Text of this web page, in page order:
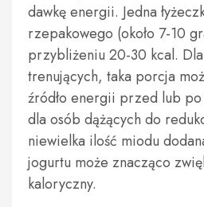
dawkę energii. Jedna
rzepakowego (około 7-10
przybliżeniu 20-30 kcal.
trenujących, taka porcja
źródło energii przed lub
dla osób dążących do
niewielka ilość miodu
jogurtu może znacząco
kaloryczny.